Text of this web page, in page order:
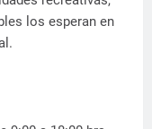
los esperan en